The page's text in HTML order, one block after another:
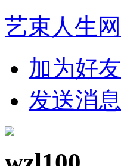
艺束人生网
加为好友
发送消息